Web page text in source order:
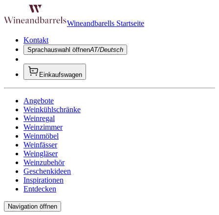
Wineandbarells Startseite
Kontakt
Sprachauswahl öffnenAT/Deutsch
Einkaufswagen
Angebote
Weinkühlschränke
Weinregal
Weinzimmer
Weinmöbel
Weinfässer
Weingläser
Weinzubehör
Geschenkideen
Inspirationen
Entdecken
Navigation öffnen